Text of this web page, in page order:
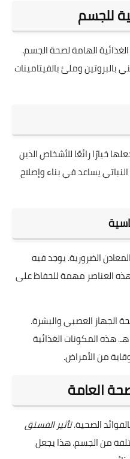
للجسم
الهامة لصحة الجسم.
بالبروتين وملئ بالفيتامينات
خيارًا رائعًا للأشخاص الذين
يساعد في بناء وإصلاح
الضرورية. يوجد فيه
هذه العناصر مهمة للحفاظ على
العصبي والبشرة.
ب6 وفيتامين هـ. هذه المكونات الغذائية
من الأمراض.
العامة
الصحية.تأثير الفستق
من الجسم. هذا يجعل